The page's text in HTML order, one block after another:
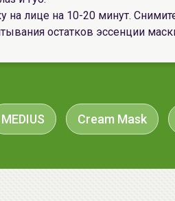
на лице на 10-20 минут.
остатков эссенции
MEDIUS Cream Mask